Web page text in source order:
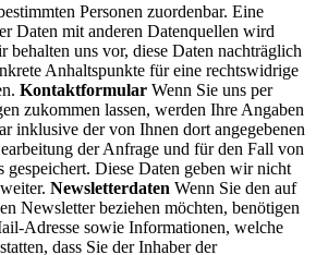
Personen zuordenbar. Eine
Daten mit anderen Datenquellen wird
behalten uns vor, diese Daten nachträglich
Anhaltspunkte für eine rechtswidrige
Kontaktformular Wenn Sie uns per
zukommen lassen, werden Ihre Angaben
inklusive der von Ihnen dort angegebenen
der Anfrage und für den Fall von
gespeichert. Diese Daten geben wir nicht
Newsletterdaten Wenn Sie den auf
Newsletter beziehen möchten, benötigen
Adresse sowie Informationen, welche
dass Sie der Inhaber der